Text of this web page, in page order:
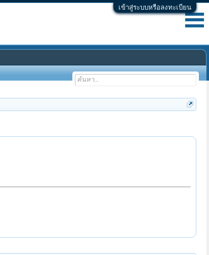
เข้าสู่ระบบหรือลงทะเบียน